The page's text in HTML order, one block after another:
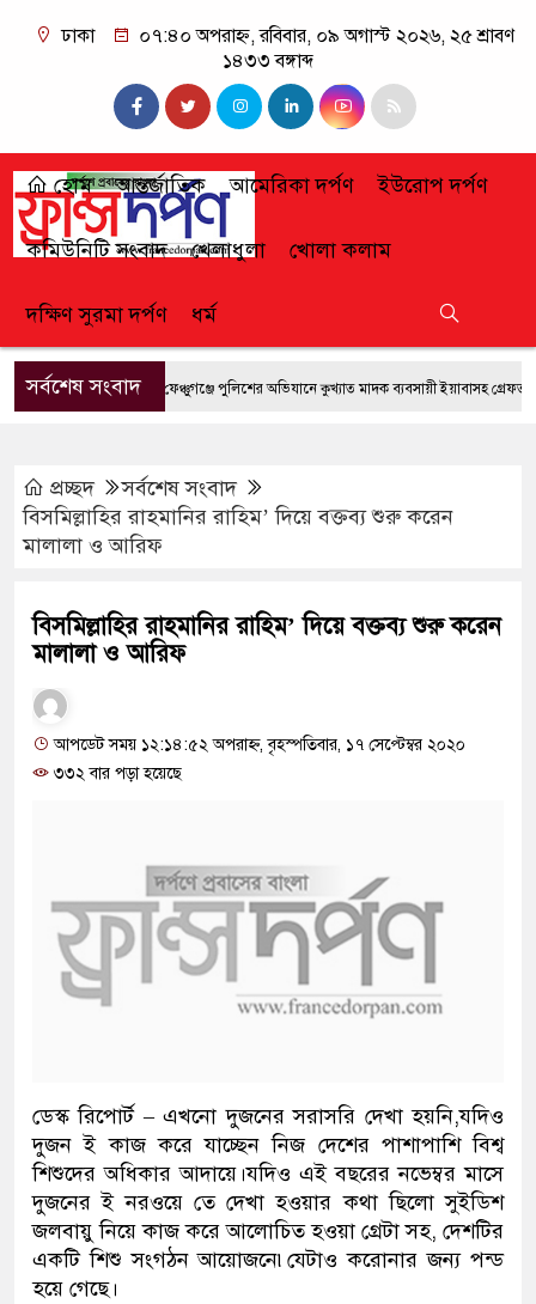
ঢাকা
০৭:৪০ অপরাহ্ন, রবিবার, ০৯ অগাস্ট ২০২৬, ২৫ শ্রাবণ
১৪৩৩ বঙ্গাব্দ
হোম আন্তর্জাতিক আমেরিকা দর্পণ ইউরোপ দর্পণ
কমিউনিটি সংবাদ খেলাধুলা খোলা কলাম
দক্ষিণ সুরমা দর্পণ ধর্ম
সর্বশেষ সংবাদফেঞ্চুগঞ্জে পুলিশের অভিযানে কুখ্যাত মাদক ব্যবসায়ী ইয়াবাসহ গ্রেফতার
প্রচ্ছদ
সর্বশেষ সংবাদ
বিসমিল্লাহির রাহমানির রাহিম’ দিয়ে বক্তব্য শুরু করেন
মালালা ও আরিফ
বিসমিল্লাহির রাহমানির রাহিম’ দিয়ে বক্তব্য শুরু করেন
মালালা ও আরিফ
আপডেট সময় ১২:১৪:৫২ অপরাহ্ন, বৃহস্পতিবার, ১৭ সেপ্টেম্বর ২০২০
৩৩২ বার পড়া হয়েছে
ডেস্ক রিপোর্ট – এখনো দুজনের সরাসরি দেখা হয়নি,যদিও
দুজন ই কাজ করে যাচ্ছেন নিজ দেশের পাশাপাশি বিশ্ব
শিশুদের অধিকার আদায়ে।যদিও এই বছরের নভেম্বর মাসে
দুজনের ই নরওয়ে তে দেখা হওয়ার কথা ছিলো সুইডিশ
জলবায়ু নিয়ে কাজ করে আলোচিত হওয়া গ্রেটা সহ, দেশটির
একটি শিশু সংগঠন আয়োজনে৷যেটাও করোনার জন্য পন্ড
হয়ে গেছে।